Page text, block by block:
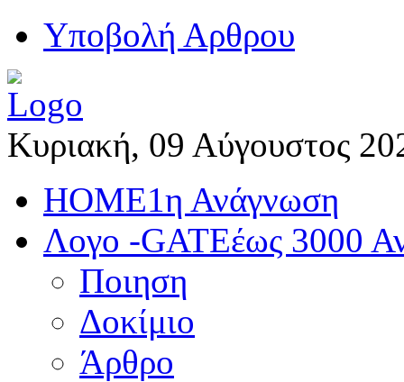
Yποβολή Αρθρου
Κυριακή, 09 Αύγουστος
HOME1η Ανάγνωση
Λογο -GATEέως 3000
Ποιηση
Δοκίμιο
Άρθρο